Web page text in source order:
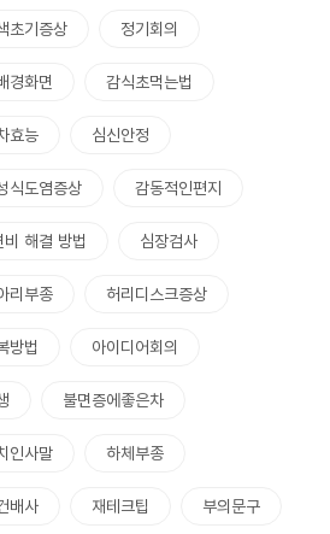
초기증상 정기회의
경화면 감식초먹는법
효능 심신안정
식도염증상 감동적인편지
비 해결 방법 심장검사
리부종 허리디스크증상
방법 아이디어회의
불면증에좋은차
인사말 하체부종
배사 재테크팁 부의문구